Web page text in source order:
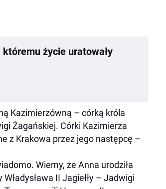
życie uratowały
Kazimierzówną – córką króla
Żagańskiej. Córki Kazimierza
z Krakowa przez jego następcę –
Wiemy, że Anna urodziła
II Jagiełły – Jadwigi